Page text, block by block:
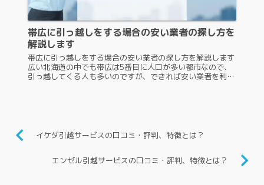
帯広に引っ越しをする場合の安い業者の探し方を
解説します
帯広に引っ越しをする場合の安い業者の探し方を解説します
広い北海道の中でも帯広は5番目に人口が多い都市なので、
引っ越してくる人も多いのですが、できれば安い業者を利用
イケダ引越サービスの口コミ・評判、特徴とは？
エンゼル引越サービスの口コミ・評判、特徴とは？